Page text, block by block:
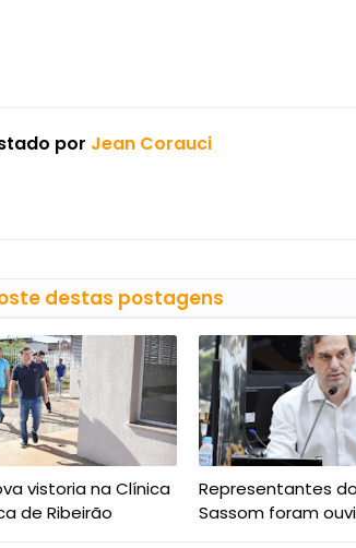
por Jean Corauci
destas postagens
vistoria na Clínica
de Ribeirão
Representantes
Sassom foram